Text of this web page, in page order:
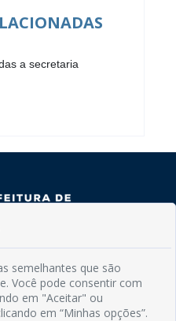
a secretaria
Centro
PB
semelhantes que são
Você pode consentir com
em "Aceitar" ou
em “Minhas opções”.